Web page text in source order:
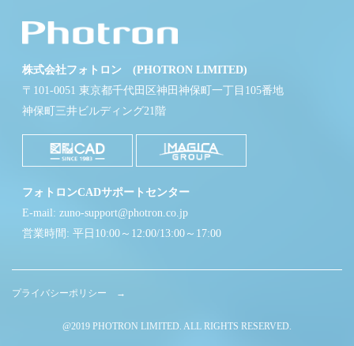
株式会社フォトロン (PHOTRON LIMITED)
〒101-0051 東京都千代田区神田神保町一丁目105番地
神保町三井ビルディング21階
フォトロンCADサポートセンター
E-mail: zuno-support@photron.co.jp
営業時間: 平日10:00～12:00/13:00～17:00
プライバシーポリシー →
@2019 PHOTRON LIMITED. ALL RIGHTS RESERVED.